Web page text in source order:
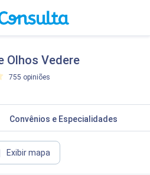
Olhos Vedere
755 opiniões
Convênios e Especialidades
Exibir mapa